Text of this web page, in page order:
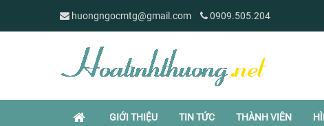
huongngocmtg@gmail.com 0909.505.204
GIỚI THIỆU TIN TỨC THÀNH VIÊN